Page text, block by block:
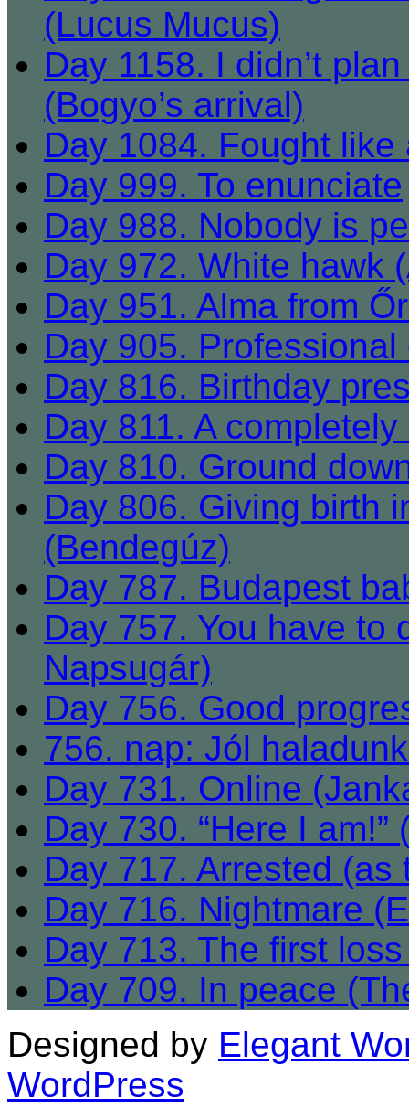
(Lucus Mucus)
Day 1158. I didn’t
(Bogyo’s arrival)
Day 1084. Fought like
Day 999. To enunciate
Day 988. Nobody is
Day 972. White hawk
Day 951. Alma from
Day 905. Professional
Day 816. Birthday
Day 811. A
Day 810. Ground
Day 806. Giving birth
(Bendegúz)
Day 787. Budapest
Day 757. You have to
Napsugár)
Day 756. Good
756. nap: Jól
Day 731. Online
Day 730. “Here I am!”
Day 717. Arrested (as
Day 716. Nightmare
Day 713. The first
Day 709. In peace
Designed by Elegant
WordPress